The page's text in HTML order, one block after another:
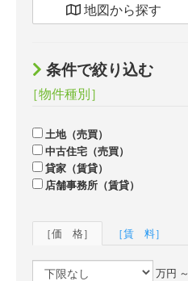
地図から探す
条件で絞り込む
［物件種別］
土地（売買）
中古住宅（売買）
貸家（賃貸）
店舗事務所（賃貸）
［価 格］ ［賃 料］
万円 ～